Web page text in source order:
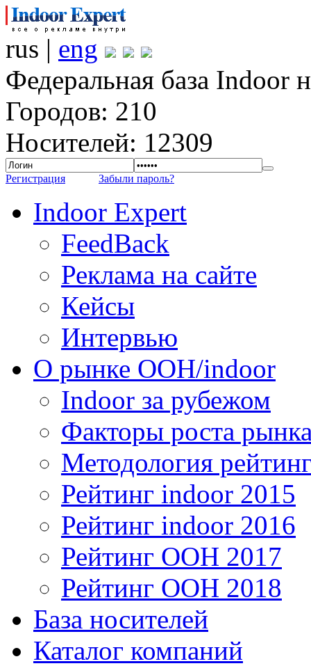
rus | eng
Федеральная база Indoor
Городов: 210
Носителей: 12309
Регистрация Забыли пароль?
Indoor Expert
FeedBack
Реклама на сайте
Кейсы
Интервью
О рынке OOH/indoor
Indoor за рубежом
Факторы роста
Методология
Рейтинг indoor 2015
Рейтинг indoor 2016
Рейтинг OOH 2017
Рейтинг OOH 2018
База носителей
Каталог компаний